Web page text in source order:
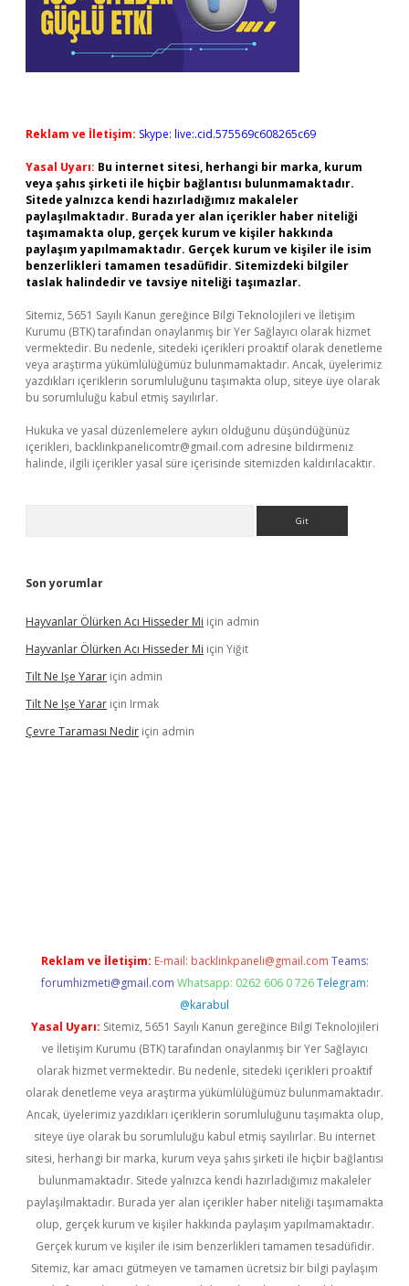
Reklam ve İletişim: Skype: live:.cid.575569c608265c69
Yasal Uyarı: Bu internet sitesi, herhangi bir marka, kurum
veya şahıs şirketi ile hiçbir bağlantısı bulunmamaktadır.
Sitede yalnızca kendi hazırladığımız makaleler
paylaşılmaktadır. Burada yer alan içerikler haber niteliği
taşımamakta olup, gerçek kurum ve kişiler hakkında
paylaşım yapılmamaktadır. Gerçek kurum ve kişiler ile isim
benzerlikleri tamamen tesadüfidir. Sitemizdeki bilgiler
taslak halindedir ve tavsiye niteliği taşımazlar.
Sitemiz, 5651 Sayılı Kanun gereğince Bilgi Teknolojileri ve İletişim
Kurumu (BTK) tarafından onaylanmış bir Yer Sağlayıcı olarak hizmet
vermektedir. Bu nedenle, sitedeki içerikleri proaktif olarak denetleme
veya araştırma yükümlülüğümüz bulunmamaktadır. Ancak, üyelerimiz
yazdıkları içeriklerin sorumluluğunu taşımakta olup, siteye üye olarak
bu sorumluluğu kabul etmiş sayılırlar.
Hukuka ve yasal düzenlemelere aykırı olduğunu düşündüğünüz
içerikleri, backlinkpanelicomtr@gmail.com adresine bildirmeniz
halinde, ilgili içerikler yasal süre içerisinde sitemizden kaldırılacaktır.
Son yorumlar
Hayvanlar Ölürken Acı Hisseder Mi için admin
Hayvanlar Ölürken Acı Hisseder Mi için Yiğit
Tilt Ne Işe Yarar için admin
Tilt Ne Işe Yarar için Irmak
Çevre Taraması Nedir için admin
Reklam ve İletişim: E-mail: backlinkpaneli@gmail.com Teams:
forumhizmeti@gmail.com Whatsapp: 0262 606 0 726 Telegram:
@karabul
Yasal Uyarı: Sitemiz, 5651 Sayılı Kanun gereğince Bilgi Teknolojileri
ve İletişim Kurumu (BTK) tarafından onaylanmış bir Yer Sağlayıcı
olarak hizmet vermektedir. Bu nedenle, sitedeki içerikleri proaktif
olarak denetleme veya araştırma yükümlülüğümüz bulunmamaktadır.
Ancak, üyelerimiz yazdıkları içeriklerin sorumluluğunu taşımakta olup,
siteye üye olarak bu sorumluluğu kabul etmiş sayılırlar. Bu internet
sitesi, herhangi bir marka, kurum veya şahıs şirketi ile hiçbir bağlantısı
bulunmamaktadır. Sitede yalnızca kendi hazırladığımız makaleler
paylaşılmaktadır. Burada yer alan içerikler haber niteliği taşımamakta
olup, gerçek kurum ve kişiler hakkında paylaşım yapılmamaktadır.
Gerçek kurum ve kişiler ile isim benzerlikleri tamamen tesadüfidir.
Sitemiz, kar amacı gütmeyen ve tamamen ücretsiz bir bilgi paylaşım